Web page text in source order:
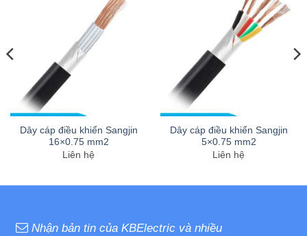
Dây cáp điều khiển Sangjin
16×0.75 mm2
Liên hệ
Dây cáp điều khiển Sangjin
5×0.75 mm2
Liên hệ
Nhận bản tin của KBElectric và nhiều